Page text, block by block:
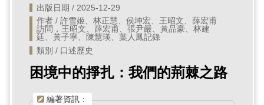
出版日期 / 2025-12-29
作者 / 許雪姬、林正慧、侯坤宏、王昭文、薛宏甫
訪問，王昭文、薛宏甫、張尹嚴、黃品豪、林建
廷、黃子寧、陳慧瑛、葉人鳳記錄
類別 / 口述歷史
困境中的掙扎：我們的荊棘之路
編著資訊：